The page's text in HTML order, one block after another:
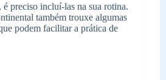
é preciso incluí-las na sua rotina.
também trouxe algumas
podem facilitar a prática de